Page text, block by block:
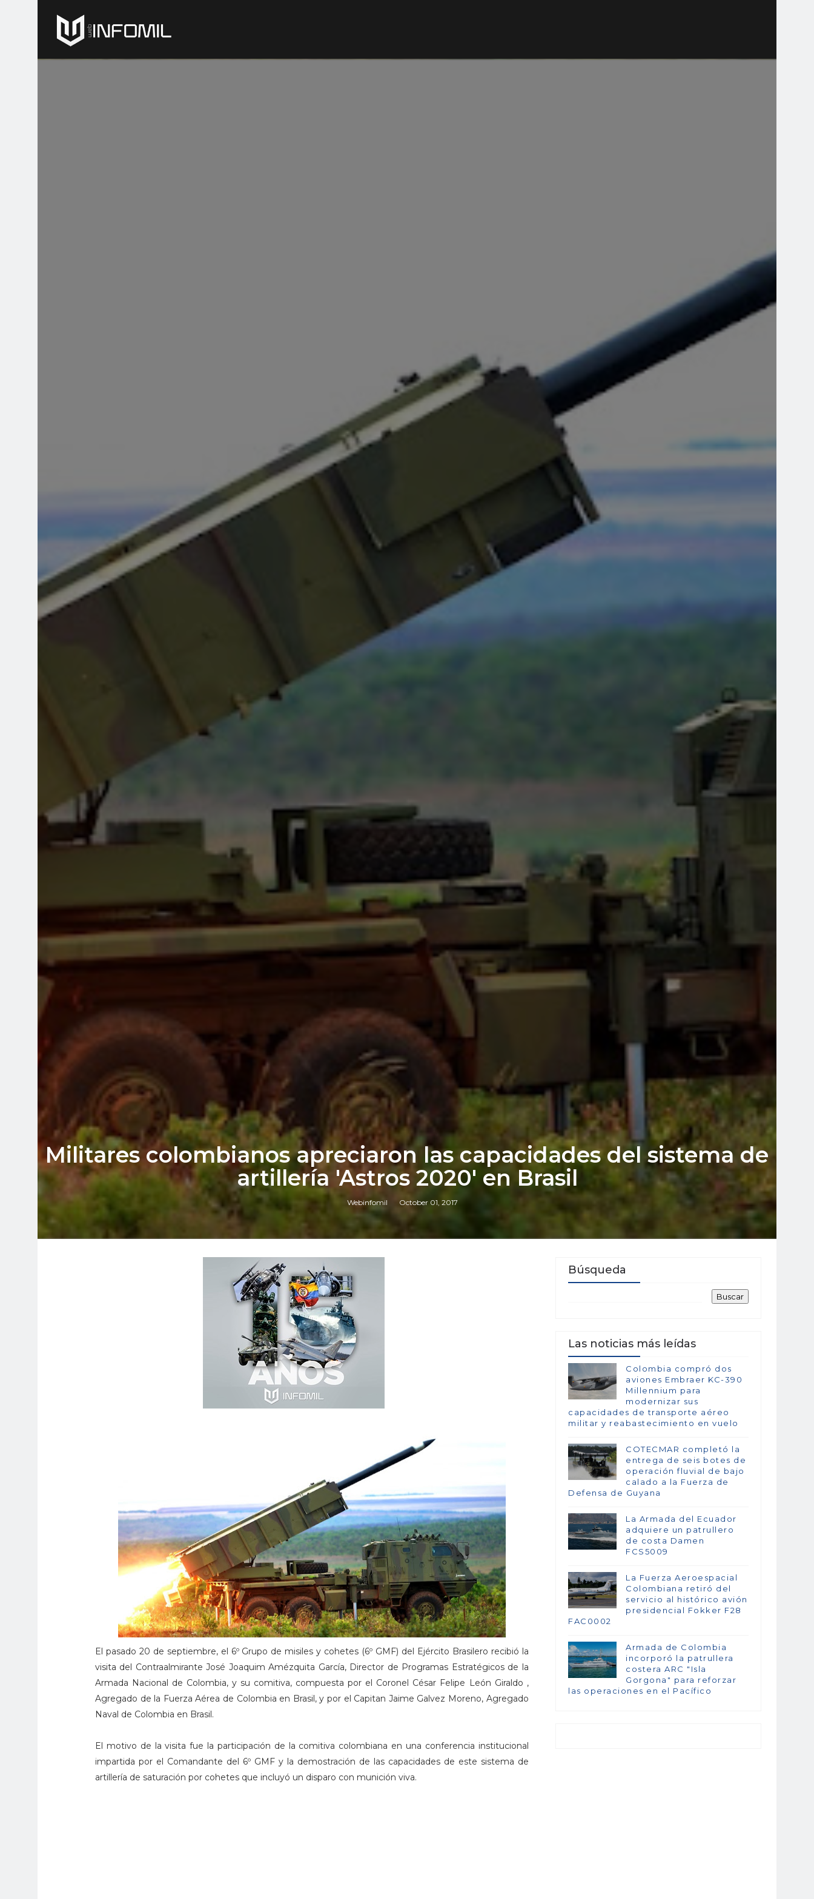
Militares colombianos apreciaron las capacidades del sistema de
artillería 'Astros 2020' en Brasil
Webinfomil October 01, 2017
El pasado 20 de septiembre, el 6º Grupo de misiles y cohetes (6º GMF) del Ejército Brasilero recibió la
visita del Contraalmirante José Joaquim Amézquita García, Director de Programas Estratégicos de la
Armada Nacional de Colombia, y su comitiva, compuesta por el Coronel César Felipe León Giraldo ,
Agregado de la Fuerza Aérea de Colombia en Brasil, y por el Capitan Jaime Galvez Moreno, Agregado
Naval de Colombia en Brasil.
El motivo de la visita fue la participación de la comitiva colombiana en una conferencia institucional
impartida por el Comandante del 6º GMF y la demostración de las capacidades de este sistema de
artillería de saturación por cohetes que incluyó un disparo con munición viva.
Búsqueda
Las noticias más leídas
Colombia compró dos
aviones Embraer KC-390
Millennium para
modernizar sus
capacidades de transporte aéreo
militar y reabastecimiento en vuelo
COTECMAR completó la
entrega de seis botes de
operación fluvial de bajo
calado a la Fuerza de
Defensa de Guyana
La Armada del Ecuador
adquiere un patrullero
de costa Damen
FCS5009
La Fuerza Aeroespacial
Colombiana retiró del
servicio al histórico avión
presidencial Fokker F28
FAC0002
Armada de Colombia
incorporó la patrullera
costera ARC "Isla
Gorgona" para reforzar
las operaciones en el Pacífico